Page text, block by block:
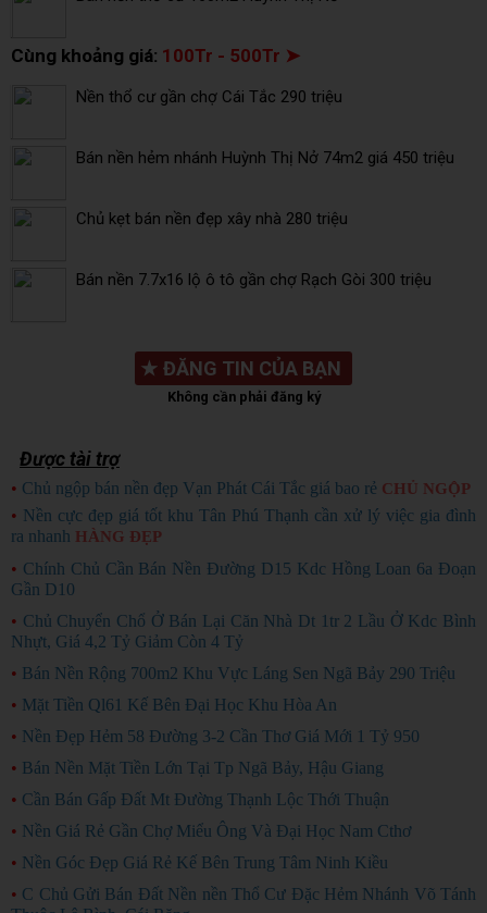
Cùng khoảng giá: 100Tr - 500Tr ➤
Nền thổ cư gần chợ Cái Tắc 290 triệu
Bán nền hẻm nhánh Huỳnh Thị Nở 74m2 giá 450 triệu
Chủ kẹt bán nền đẹp xây nhà 280 triệu
Bán nền 7.7x16 lộ ô tô gần chợ Rạch Gòi 300 triệu
★ ĐĂNG TIN CỦA BẠN
Không cần phải đăng ký
Được tài trợ
• Chủ ngộp bán nền đẹp Vạn Phát Cái Tắc giá bao rẻ CHỦ NGỘP
• Nền cực đẹp giá tốt khu Tân Phú Thạnh cần xử lý việc gia đình
ra nhanh HÀNG ĐẸP
• Chính Chủ Cần Bán Nền Đường D15 Kdc Hồng Loan 6a Đoạn
Gần D10
• Chủ Chuyển Chổ Ở Bán Lại Căn Nhà Dt 1tr 2 Lầu Ở Kdc Bình
Nhựt, Giá 4,2 Tỷ Giảm Còn 4 Tỷ
• Bán Nền Rộng 700m2 Khu Vực Láng Sen Ngã Bảy 290 Triệu
• Mặt Tiền Ql61 Kế Bên Đại Học Khu Hòa An
• Nền Đẹp Hẻm 58 Đường 3-2 Cần Thơ Giá Mới 1 Tỷ 950
• Bán Nền Mặt Tiền Lớn Tại Tp Ngã Bảy, Hậu Giang
• Cần Bán Gấp Đất Mt Đường Thạnh Lộc Thới Thuận
• Nền Giá Rẻ Gần Chợ Miểu Ông Và Đại Học Nam Cthơ
• Nền Góc Đẹp Giá Rẻ Kế Bên Trung Tâm Ninh Kiều
• C Chủ Gửi Bán Đất Nền nền Thổ Cư Đặc Hẻm Nhánh Võ Tánh